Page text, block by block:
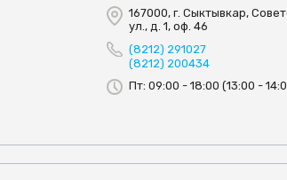
167000, г. Сыктывкар,
ул., д. 1, оф. 46
(8212) 291027
(8212) 200434
Пт: 09:00 - 18:00 (13:00 -